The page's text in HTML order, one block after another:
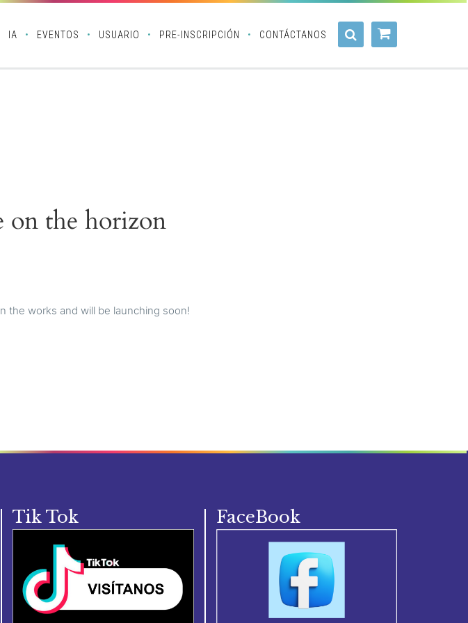
IA EVENTOS USUARIO PRE-INSCRIPCIÓN CONTÁCTANOS
on the horizon
the works and will be launching soon!
Tik Tok FaceBook